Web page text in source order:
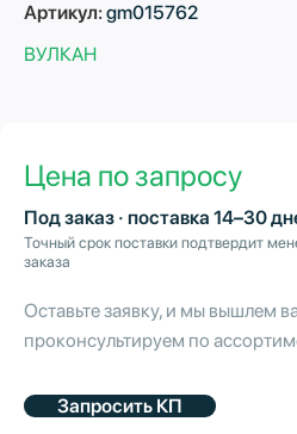
Артикул:gm015762
ВУЛКАН
Цена по запросу
Под заказ · поставка 14–30
Точный срок поставки подтвердит
заказа
Оставьте заявку, и мы вышлем
проконсультируем по
Запросить КП